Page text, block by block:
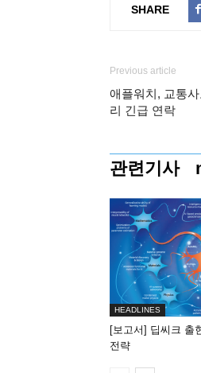
SHARE
Previous article
애플워치, 교통
리 긴급 연락
관련기사
HEADLINES
[보고서] 딥씨크 출
전략